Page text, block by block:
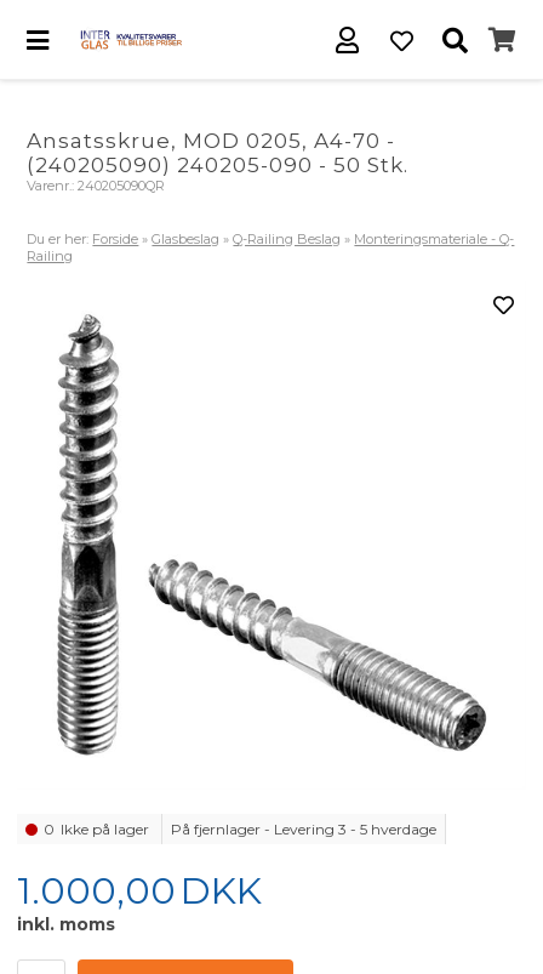
Ansatsskrue, MOD 0205, A4-70 -
(240205090) 240205-090 - 50 Stk.
Varenr.:240205090QR
Du er her: Forside »Glasbeslag »Q-Railing Beslag » Monteringsmateriale - Q-
Railing
0 Ikke på lager På fjernlager - Levering 3 - 5 hverdage
1.000,00 DKK
inkl. moms